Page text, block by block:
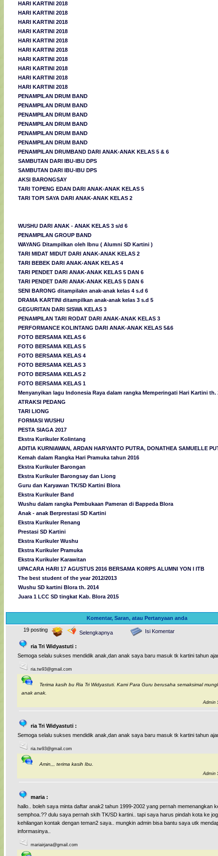
HARI KARTINI 2018
HARI KARTINI 2018
HARI KARTINI 2018
HARI KARTINI 2018
HARI KARTINI 2018
HARI KARTINI 2018
HARI KARTINI 2018
HARI KARTINI 2018
HARI KARTINI 2018
HARI KARTINI 2018
PENAMPILAN DRUM BAND
PENAMPILAN DRUM BAND
PENAMPILAN DRUM BAND
PENAMPILAN DRUM BAND
PENAMPILAN DRUM BAND
PENAMPILAN DRUM BAND
PENAMPILAN DRUMBAND DARI ANAK-ANAK KELAS 5 & 6
SAMBUTAN DARI IBU-IBU DPS
SAMBUTAN DARI IBU-IBU DPS
AKSI BARONGSAY
TARI TOPENG EDAN DARI ANAK-ANAK KELAS 5
TARI TOPI SAYA DARI ANAK-ANAK KELAS 2
WUSHU DARI ANAK - ANAK KELAS 3 s/d 6
PENAMPILAN GROUP BAND
WAYANG Ditampilkan oleh Ibnu ( Alumni SD Kartini )
TARI MIDAT MIDUT DARI ANAK-ANAK KELAS 2
TARI BEBEK DARI ANAK-ANAK KELAS 4
TARI PENDET DARI ANAK-ANAK KELAS 5 DAN 6
TARI PENDET DARI ANAK-ANAK KELAS 5 DAN 6
SENI BARONG ditampilakn anak-anak kelas 4 s.d 6
DRAMA KARTINI ditampilkan anak-anak kelas 3 s.d 5
GEGURITAN DARI SISWA KELAS 3
PENAMPILAN TARI RODAT DARI ANAK-ANAK KELAS 3
PERFORMANCE KOLINTANG DARI ANAK-ANAK KELAS 5&6
FOTO BERSAMA KELAS 6
FOTO BERSAMA KELAS 5
FOTO BERSAMA KELAS 4
FOTO BERSAMA KELAS 3
FOTO BERSAMA KELAS 2
FOTO BERSAMA KELAS 1
Menyanyikan lagu Indonesia Raya dalam rangka Memperingati Hari Kartini th.
ATRAKSI PEDANG
TARI LIONG
FORMASI WUSHU
PESTA SIAGA 2017
Ekstra Kurikuler Kolintang
ADITIA KURNIAWAN, ARDAN HARYANTO PUTRA, DONATHEA SAMUELLE
Kemah dalam Rangka Hari Pramuka tahun 2016
Ekstra Kurikuler Barongan
Ekstra Kurikuler Barongsay dan Liong
Guru dan Karyawan TK/SD Kartini Blora
Ekstra Kurikuler Band
Wushu dalam rangka Pembukaan Pameran di Bappeda Blora
Anak - anak Berprestasi SD Kartini
Ekstra Kurikuler Renang
Prestasi SD Kartini
Ekstra Kurikuler Wushu
Ekstra Kurikuler Pramuka
Ekstra Kurikuler Karawitan
UPACARA HARI 17 AGUSTUS 2016 BERSAMA KORPS ALUMNI YON I ITB
The best student of the year 2012/2013
Wushu SD kartini Blora th. 2014
Juara 1 LCC SD tingkat Kab. Blora 2015
Komentar, Saran, atau Pertanyaan anda
19 posting
Selengkapnya Isi Komentar
ria Tri Widyastuti :
Semoga selalu sukses mendidik anak,dan anak saya baru masuk tk kartini tahun
ria.tw93@gmail.com
Terima kasih bu Ria Tri Widyastuti. Kami Para Guru berusaha semaksimal
anak anak.
Admin
ria Tri Widyastuti :
Semoga selalu sukses mendidik anak,dan anak saya baru masuk tk kartini tahun
ria.tw93@gmail.com
Amin,,, terima kasih Ibu.
Admin
maria :
hallo.. boleh saya minta daftar anak2 tahun 1999-2002 yang pernah memenangkan
semphoa.?? dulu saya pernah sklh TK/SD kartini.. tapi saya harus pindah kota ke
kehilangan kontak dengan teman2 saya.. mungkin admin bisa bantu saya utk
informasinya..
mariairjana@gmail.com